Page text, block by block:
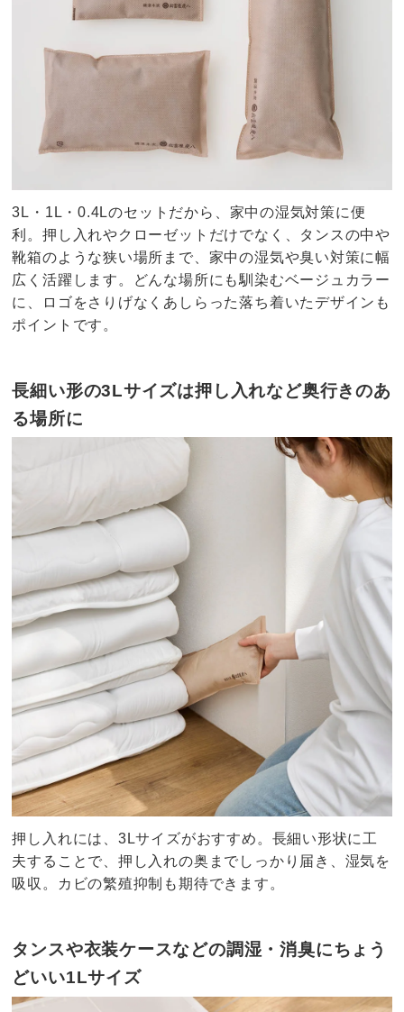
3L・1L・0.4Lのセットだから、家中の湿気対策に便
利。押し入れやクローゼットだけでなく、タンスの中や
靴箱のような狭い場所まで、家中の湿気や臭い対策に幅
広く活躍します。どんな場所にも馴染むベージュカラー
に、ロゴをさりげなくあしらった落ち着いたデザインも
ポイントです。
長細い形の3Lサイズは押し入れなど奥行きのあ
る場所に
押し入れには、3Lサイズがおすすめ。長細い形状に工
夫することで、押し入れの奥までしっかり届き、湿気を
吸収。カビの繁殖抑制も期待できます。
タンスや衣装ケースなどの調湿・消臭にちょう
どいい1Lサイズ